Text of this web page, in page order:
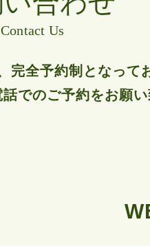
Contact Us
完全予約制となって
でのご予約をお願い